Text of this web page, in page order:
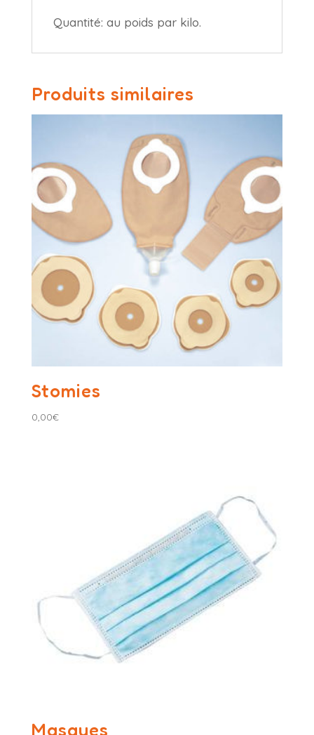
Quantité: au poids par kilo.
Produits similaires
Stomies
0,00€
Masques